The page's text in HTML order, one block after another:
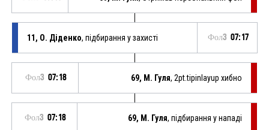
11, О. Діденко, підбирання у захисті Фол3 07:17
Фол3 07:18 69, М. Гуля, 2pt.tipinlayup хибно
Фол3 07:18 69, М. Гуля, підбирання у нападі